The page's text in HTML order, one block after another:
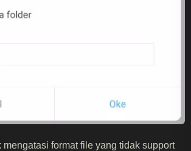
mengatasi format file yang tidak support